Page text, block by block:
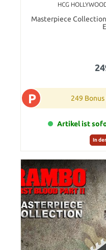
HCG
Masterpiece
P 249
Artikel ist
In